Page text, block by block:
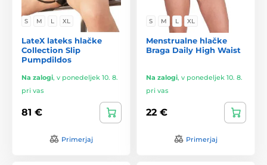
S M L XL
LateX lateks hlačke
Collection Slip
Pumpdildos
Na zalogi, v ponedeljek 10. 8.
pri vas
81 €
Primerjaj
S M L XL
Menstrualne hlačke
Braga Daily High Waist
Na zalogi, v ponedeljek 10. 8.
pri vas
22 €
Primerjaj